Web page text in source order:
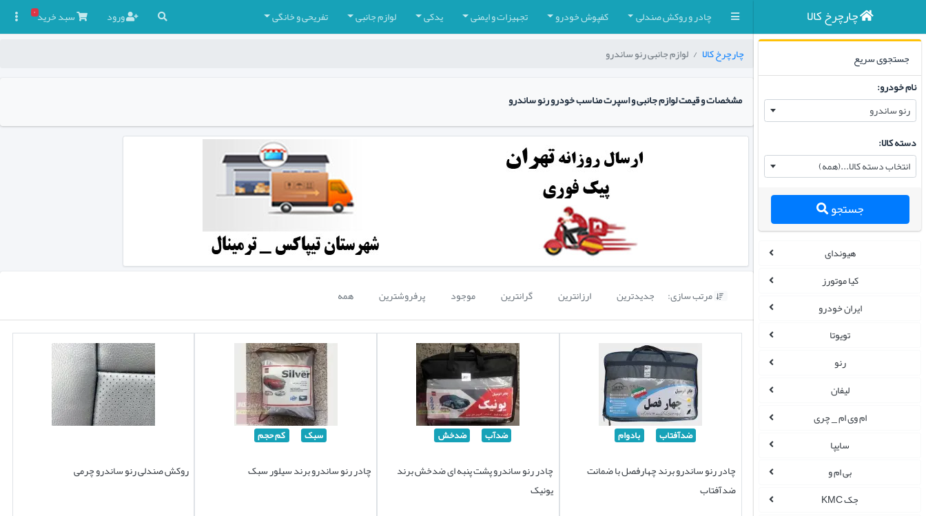
چادر و روکش صندلی کفپوش خودرو تجهیزات و ایمنی یدکی لوازم جانبی تفریحی و خانگی ورود سبدخرید۰ چارچرخ کالا
جستجوی سریع
نام خودرو:
رنو ساندرو
دسته کالا:
انتخاب دسته کالا...(همه)
جستجو
هیوندای
کیا موتورز
ایران خودرو
تویوتا
رنو
لیفان
ام وی ام _ چری
سایپا
بی ام و
جک KMC
چارچرخ کالا لوازم جانبی رنو ساندرو
مشخصات و قیمت لوازم جانبی و اسپرت مناسب خودرو رنو ساندرو
 مرتب سازی: جدیدترین ارزانترین گرانترین موجود پرفروشترین همه
ضدآفتاب بادوام
چادر رنو ساندرو برند چهارفصل با ضمانت
ضدآفتاب
ضدآب ضدخش
چادر رنو ساندرو پشت پنبه ای ضدخش برند
یونیک
سبک کم حجم
چادر رنو ساندرو برند سیلور سبک روکش صندلی رنو ساندرو چرمی